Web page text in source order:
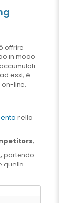
offrire
in modo
essi, è
line.
nella
;
partendo
quello